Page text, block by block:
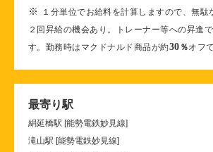
※
１分単位でお給料を計算しますので、無駄
２回昇給の機会あり。トレーナー等への昇進
す。勤務時はマクドナルド商品が約30 ％オフ
最寄り駅
絹延橋駅 [能勢電鉄妙見線]
滝山駅 [能勢電鉄妙見線]